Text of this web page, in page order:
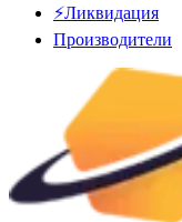
⚡Ликвидация
Производители